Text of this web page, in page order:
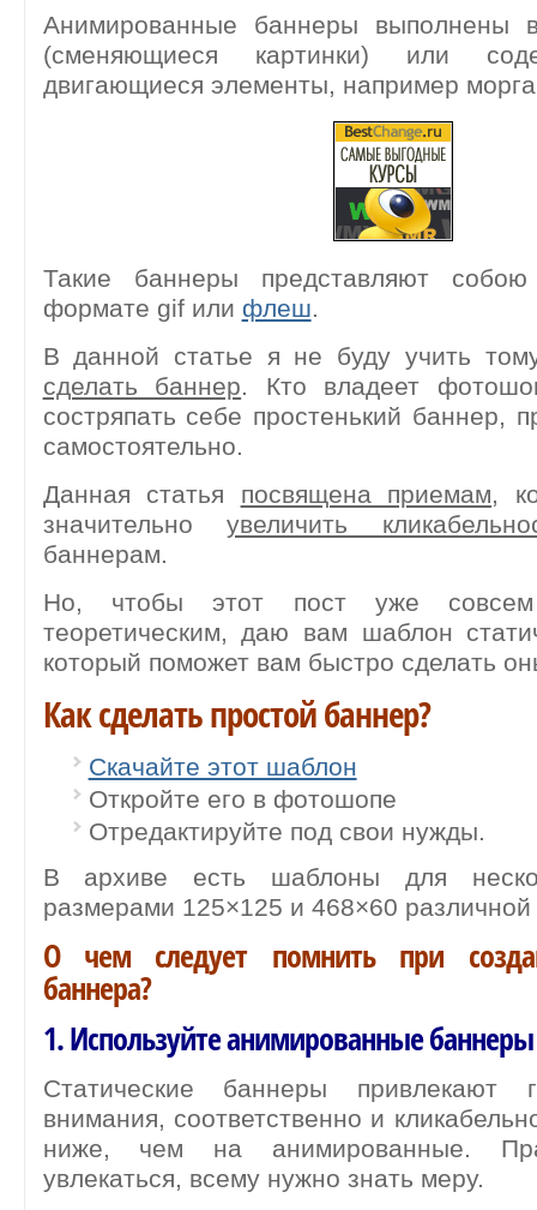
Анимированные баннеры выполнены
(сменяющиеся картинки) или
двигающиеся элементы, например
Такие баннеры представляют
формате gif или флеш
В данной статье я не буду учить
сделать баннер . Кто владеет
состряпать себе простенький баннер,
самостоятельно.
Данная статья посвящена приемам ,
значительноувеличить
баннерам.
Но, чтобы этот пост уже
теоретическим, даю вам шаблон
который поможет вам быстро сделать
Как сделать простой баннер?
Скачайте этот шаблон
Откройте его в фотошопе
Отредактируйте под свои нужды.
В архиве есть шаблоны для
размерами 125×125 и 468×60
О чем следует помнить при
баннера?
1. Используйте анимированные баннеры
Статические баннеры привлекают
внимания, соответственно и
ниже, чем на анимированные.
увлекаться, всему нужно знать меру.